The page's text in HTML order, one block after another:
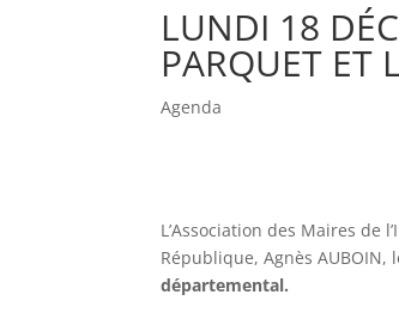
LUNDI 18
PARQUET ET
Agenda
L’Association des Maires de
République, Agnès AUBOIN,
départemental.